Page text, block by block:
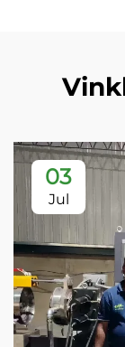
03
Jul